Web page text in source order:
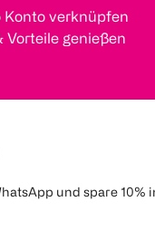
Konto verknüpfen
Vorteile genießen
und spare 10%